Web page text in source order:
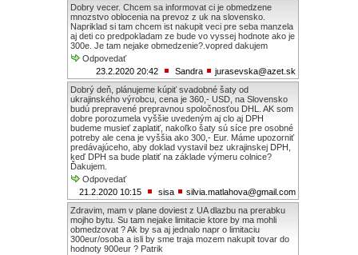
Dobry vecer. Chcem sa informovat ci je obmedzene
mnozstvo oblocenia na prevoz z uk na slovensko.
Napriklad si tam chcem ist nakupit veci pre seba manzela
aj deti co predpokladam ze bude vo vyssej hodnote ako je
300e. Je tam nejake obmedzenie?.vopred dakujem
Odpovedať
23.2.2020 20:42
Sandra
jurasevska@azet.sk
Dobrý deň, plánujeme kúpiť svadobné šaty od
ukrajinského výrobcu, cena je 360,- USD, na Slovensko
budú prepravené prepravnou spoločnosťou DHL. AK som
dobre porozumela vyššie uvedeným aj clo aj DPH
budeme musieť zaplatiť, nakoľko šaty sú síce pre osobné
potreby ale cena je vyššia ako 300,- Eur. Máme upozorniť
predávajúceho, aby doklad vystavil bez ukrajinskej DPH,
keď DPH sa bude platiť na základe výmeru colnice?
Ďakujem.
Odpovedať
21.2.2020 10:15
sisa
silvia.matlahova@gmail.com
Zdravim, mam v plane doviest z UA dlazbu na prerabku
mojho bytu. Su tam nejake limitacie ktore by ma mohli
obmedzovat ? Ak by sa aj jednalo napr o limitaciu
300eur/osoba a isli by sme traja mozem nakupit tovar do
hodnoty 900eur ? Patrik